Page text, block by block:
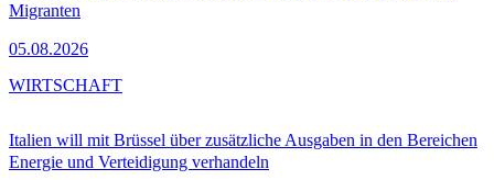
Migranten
05.08.2026
Italien will mit Brüssel über zusätzliche Ausgaben in den Bereichen
Energie und Verteidigung verhandeln
WIRTSCHAFT